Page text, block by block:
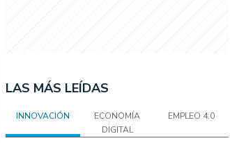
LAS MÁS LEÍDAS
INNOVACIÓN
ECONOMÍA
DIGITAL
EMPLEO 4.0